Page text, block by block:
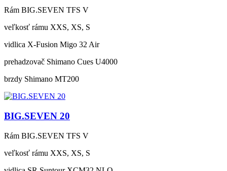
Rám BIG.SEVEN TFS V
veľkosť rámu XXS, XS, S
vidlica X-Fusion Migo 32 Air
prehadzovač Shimano Cues U4000
brzdy Shimano MT200
BIG.SEVEN 20
Rám BIG.SEVEN TFS V
veľkosť rámu XXS, XS, S